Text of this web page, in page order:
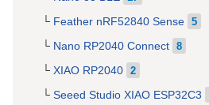
Feather nRF52840 Sense 5
Nano RP2040 Connect 8
XIAO RP2040 2
Seeed Studio XIAO ESP32C3